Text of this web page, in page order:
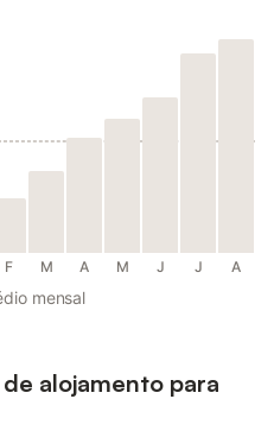
F M A M J J A
mensal
alojamento para